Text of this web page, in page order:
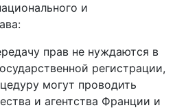
и
прав не нуждаются в
регистрации,
могут проводить
и агентства Франции и